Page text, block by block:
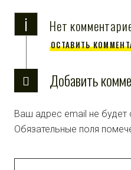
i Нет
ОСТАВИТЬ
Добавить
Ваш адрес email не будет
Обязательные поля